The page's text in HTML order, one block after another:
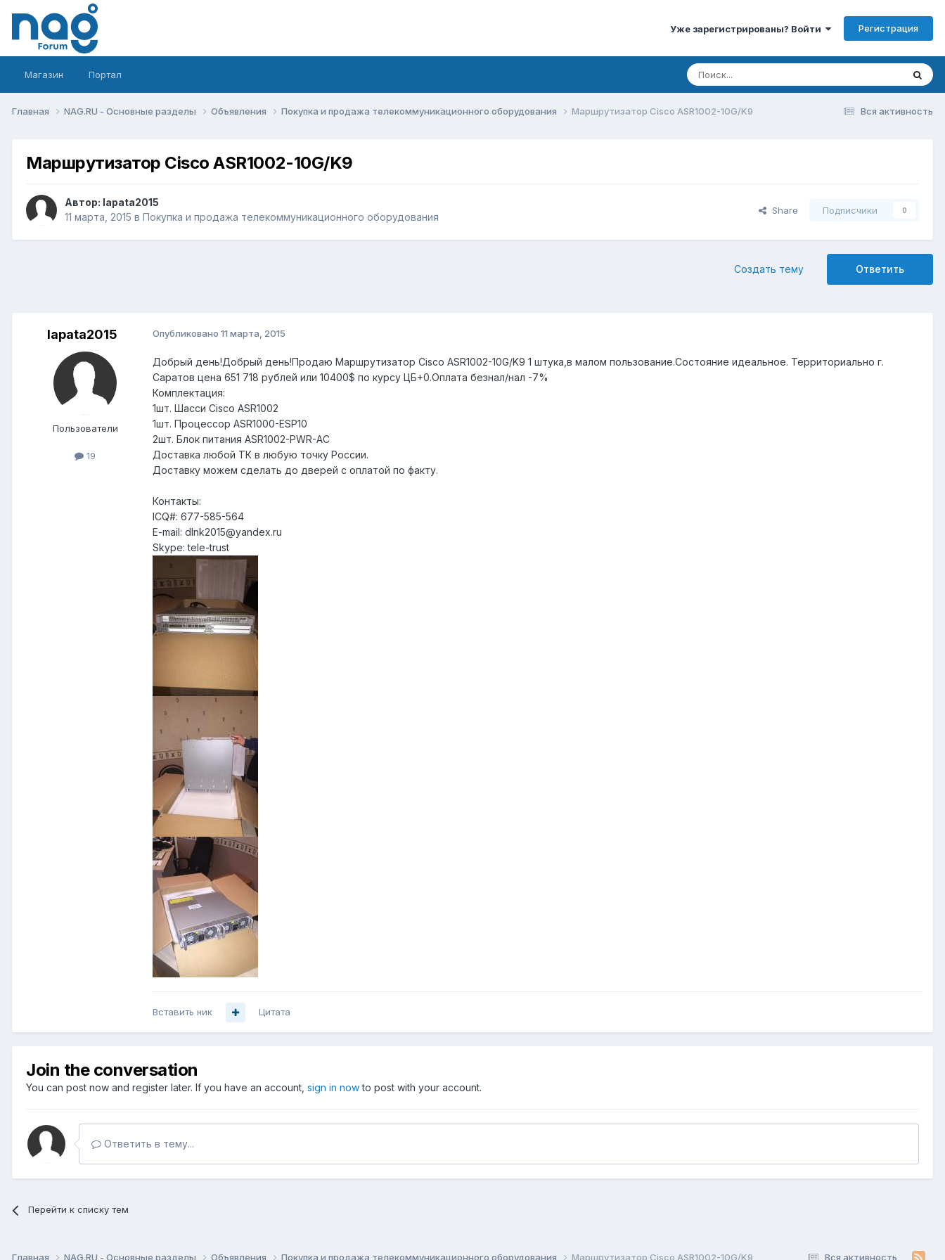
Уже зарегистрированы? Войти Регистрация
Магазин Портал
Вся активность
Главная NAG.RU - Основные разделы Объявления Покупка и продажа телекоммуникационного оборудования Маршрутизатор Cisco ASR1002-10G/K9
Маршрутизатор Cisco ASR1002-10G/K9
Автор: lapata2015
11 марта, 2015 в Покупка и продажа телекоммуникационного оборудования
Share Подписчики 0
Ответить
Создать тему
lapata2015
Пользователи
19
Опубликовано 11 марта, 2015
Добрый день!Добрый день!Продаю Маршрутизатор Cisco ASR1002-10G/K9 1 штука,в малом пользование.Состояние идеальное. Территориально г.
Саратов цена 651 718 рублей или 10400$ по курсу ЦБ+0.Оплата безнал/нал -7%
Комплектация:
1шт. Шасси Cisco ASR1002
1шт. Процессор ASR1000-ESP10
2шт. Блок питания ASR1002-PWR-AC
Доставка любой ТК в любую точку России.
Доставку можем сделать до дверей с оплатой по факту.
Контакты:
ICQ#: 677-585-564
E-mail: dlnk2015@yandex.ru
Skype: tele-trust
Вставить ник Цитата
Join the conversation
You can post now and register later. If you have an account, sign in nowto post with your account.
Ответить в тему...
Перейти к списку тем
Вся активность
Главная NAG.RU - Основные разделы Объявления Покупка и продажа телекоммуникационного оборудования Маршрутизатор Cisco ASR1002-10G/K9